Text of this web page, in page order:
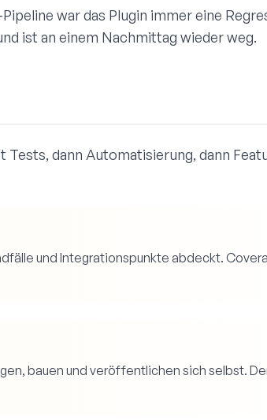
war das Plugin immer eine
ist an einem Nachmittag wieder weg.
Tests, dann Automatisierung, dann
und Integrationspunkte abdeckt.
bauen und veröffentlichen sich selbst.